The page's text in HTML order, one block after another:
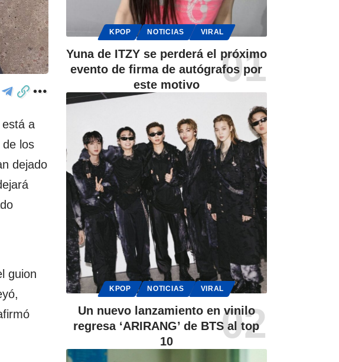
está a
los
dejado
guion
KPOP NOTICIAS VIRAL
Yuna de ITZY se perderá el próximo
evento de firma de autógrafos por
este motivo
KPOP NOTICIAS VIRAL
Un nuevo lanzamiento en vinilo
regresa ‘ARIRANG’ de BTS al top
10